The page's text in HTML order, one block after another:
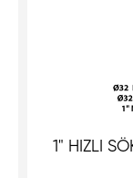
1" HIZLI